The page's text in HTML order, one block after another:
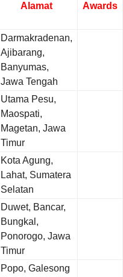
Alamat Awards
Darmakradenan,
Ajibarang,
Banyumas,
Jawa Tengah
Utama Pesu,
Maospati,
Magetan, Jawa
Timur
Kota Agung,
Lahat, Sumatera
Selatan
Duwet, Bancar,
Bungkal,
Ponorogo, Jawa
Timur
Popo, Galesong